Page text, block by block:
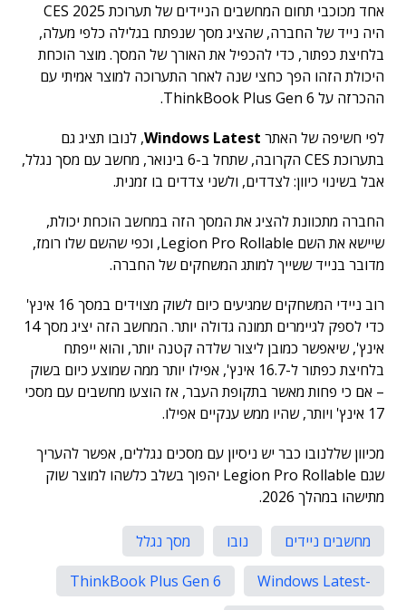
אחד מכוכבי תחום המחשבים הניידים של תערוכת CES 2025
היה נייד של החברה, שהציג מסך שנפתח בגלילה כלפי מעלה,
בלחיצת כפתור, כדי להכפיל את האורך של המסך. מוצר הוכחת
היכולת הזהו הפך כחצי שנה לאחר התערוכה למוצר אמיתי עם
ההכרזה על ThinkBook Plus Gen 6.
לפי חשיפה של האתר Windows Latest, לנובו תציג גם
בתערוכת CES הקרובה, שתחל ב-6 בינואר, מחשב עם מסך נגלל,
אבל בשינוי כיוון: לצדדים, ולשני צדדים בו זמנית.
החברה מתכוונת להציג את המסך הזה במחשב הוכחת יכולת,
שיישא את השם Legion Pro Rollable, וכפי שהשם שלו רומז,
מדובר בנייד ששייך למותג המשחקים של החברה.
רוב ניידי המשחקים שמגיעים כיום לשוק מצוידים במסך 16 אינץ'
כדי לספק לגיימרים תמונה גדולה יותר. המחשב הזה יציג מסך 14
אינץ', שיאפשר כמובן ליצור שלדה קטנה יותר, והוא ייפתח
בלחיצת כפתור ל-16.7 אינץ', אפילו יותר ממה שמוצע כיום בשוק
– אם כי פחות מאשר בתקופת העבר, אז הוצעו מחשבים עם מסכי
17 אינץ' ויותר, שהיו ממש ענקיים אפילו.
מכיוון שללנובו כבר יש ניסיון עם מסכים נגללים, אפשר להעריך
שגם Legion Pro Rollable יהפוך בשלב כלשהו למוצר שוק
מתישהו במהלך 2026.
מחשבים ניידים נובו
מסך נגלל
-Windows Latest
ThinkBook Plus Gen 6